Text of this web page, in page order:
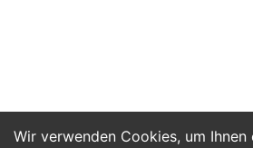
Wir verwenden Cookies, um Ihnen